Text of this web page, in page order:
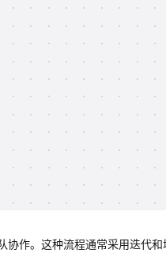
协作。这种流程通常采用迭代和